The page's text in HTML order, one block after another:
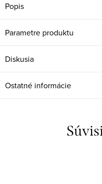
Popis
Parametre produktu
Diskusia
Ostatné informácie